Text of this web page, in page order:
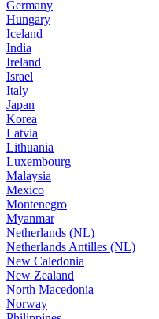
Germany
Hungary
Iceland
India
Ireland
Israel
Italy
Japan
Korea
Latvia
Lithuania
Luxembourg
Malaysia
Mexico
Montenegro
Myanmar
Netherlands (NL)
Netherlands Antilles (NL)
New Caledonia
New Zealand
North Macedonia
Norway